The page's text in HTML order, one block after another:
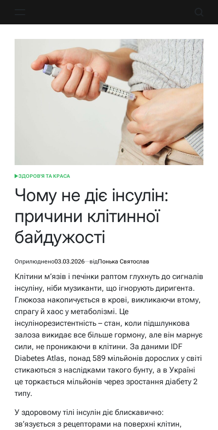
ОПУБЛІКУВАТИ
ЗДОРОВ'Я ТА КРАСА
Чому не діє інсулін:
причини клітинної
байдужості
Оприлюднено03.03.2026 відПонька Святослав
Клітини м’язів і печінки раптом глухнуть до сигналів
інсуліну, ніби музиканти, що ігнорують диригента.
Глюкоза накопичується в крові, викликаючи втому,
спрагу й хаос у метаболізмі. Це
інсулінорезистентність – стан, коли підшлункова
залоза викидає все більше гормону, але він марнує
сили, не проникаючи в клітини. За даними IDF
Diabetes Atlas, понад 589 мільйонів дорослих у світі
стикаються з наслідками такого бунту, а в Україні
це торкається мільйонів через зростання діабету 2
типу.
У здоровому тілі інсулін діє блискавично:
зв’язується з рецепторами на поверхні клітин,